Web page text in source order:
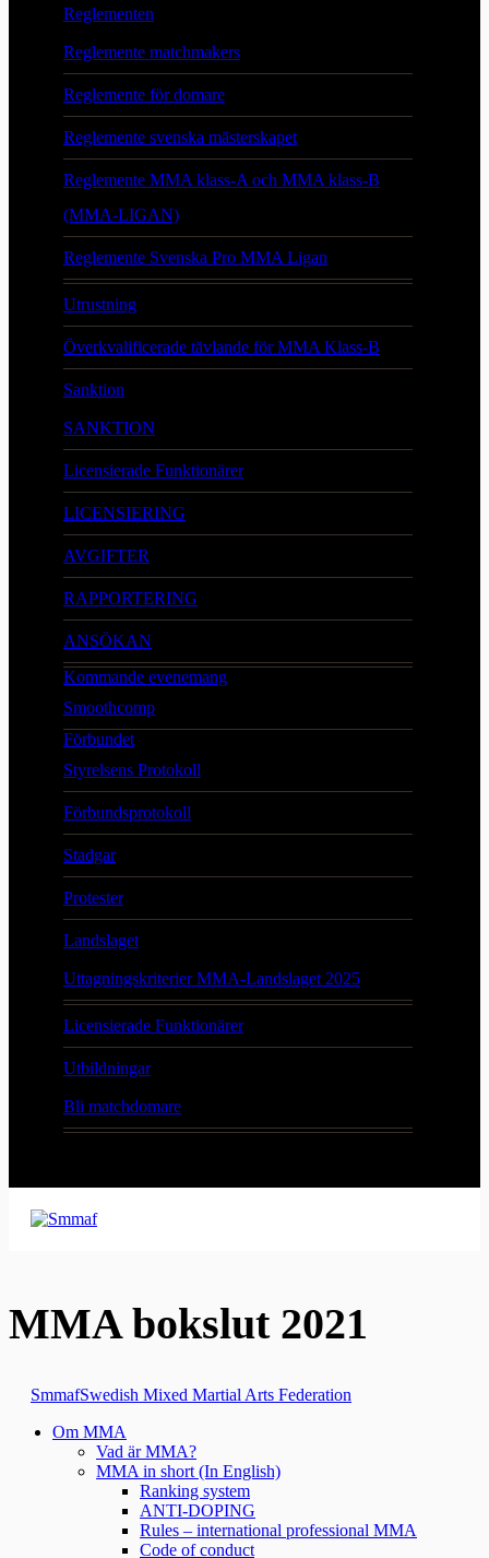
Reglementen
Reglemente matchmakers
Reglemente för domare
Reglemente svenska mästerskapet
Reglemente MMA klass-A och MMA klass-B
(MMA-LIGAN)
Reglemente Svenska Pro MMA Ligan
Utrustning
Överkvalificerade tävlande för MMA Klass-B
Sanktion
SANKTION
Licensierade Funktionärer
LICENSIERING
AVGIFTER
RAPPORTERING
ANSÖKAN
Kommande evenemang
Smoothcomp
Förbundet
Styrelsens Protokoll
Förbundsprotokoll
Stadgar
Protester
Landslaget
Uttagningskriterier MMA-Landslaget 2025
Licensierade Funktionärer
Utbildningar
Bli matchdomare
MMA bokslut 2021
SmmafSwedish Mixed Martial Arts Federation
Om MMA
Vad är MMA?
MMA in short (In English)
Ranking system
ANTI-DOPING
Rules – international professional MMA
Code of conduct